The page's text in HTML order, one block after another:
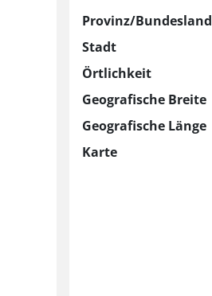
Provinz/Bundesland
Stadt
Örtlichkeit
Geografische Breite
Geografische Länge
Karte